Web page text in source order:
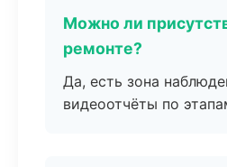
Можно ли
ремонте?
Да, есть зона
видеоотчёты по